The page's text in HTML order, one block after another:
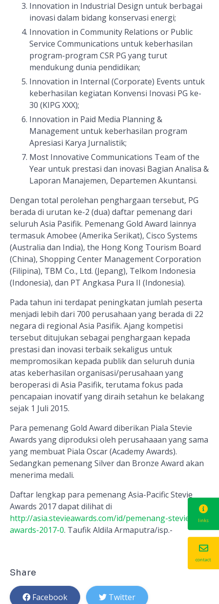
Innovation in Industrial Design untuk berbagai
inovasi dalam bidang konservasi energi;
Innovation in Community Relations or Public
Service Communications untuk keberhasilan
program-program CSR PG yang turut
mendukung dunia pendidikan;
Innovation in Internal (Corporate) Events untuk
keberhasilan kegiatan Konvensi Inovasi PG ke-
30 (KIPG XXX);
Innovation in Paid Media Planning &
Management untuk keberhasilan program
Apresiasi Karya Jurnalistik;
Most Innovative Communications Team of the
Year untuk prestasi dan inovasi Bagian Analisa &
Laporan Manajemen, Departemen Akuntansi.
Dengan total perolehan penghargaan tersebut, PG
berada di urutan ke-2 (dua) daftar pemenang dari
seluruh Asia Pasifik. Pemenang Gold Award lainnya
termasuk Amobee (Amerika Serikat), Cisco Systems
(Australia dan India), the Hong Kong Tourism Board
(China), Shopping Center Management Corporation
(Filipina), TBM Co., Ltd. (Jepang), Telkom Indonesia
(Indonesia), dan PT Angkasa Pura II (Indonesia).
Pada tahun ini terdapat peningkatan jumlah peserta
menjadi lebih dari 700 perusahaan yang berada di 22
negara di regional Asia Pasifik. Ajang kompetisi
tersebut ditujukan sebagai penghargaan kepada
prestasi dan inovasi terbaik sekaligus untuk
mempromosikan kepada publik dan seluruh dunia
atas keberhasilan organisasi/perusahaan yang
beroperasi di Asia Pasifik, terutama fokus pada
pencapaian inovatif yang diraih setahun ke belakang
sejak 1 Juli 2015.
Para pemenang Gold Award diberikan Piala Stevie
Awards yang diproduksi oleh perusahaaan yang sama
yang membuat Piala Oscar (Academy Awards).
Sedangkan pemenang Silver dan Bronze Award akan
menerima medali.
Daftar lengkap para pemenang Asia-Pacific Stevie
Awards 2017 dapat dilihat di
http://asia.stevieawards.com/id/pemenang-stevie-
awards-2017-0. Taufik Aldila Armaputra/isp.-
Share
Facebook Twitter
links
contact